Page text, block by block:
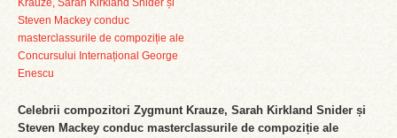
Celebrii compozitori Zygmunt Krauze, Sarah Kirkland Snider și
Steven Mackey conduc masterclassurile de compoziție ale